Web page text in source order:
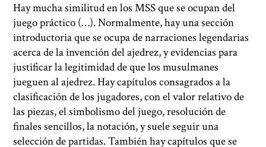
Hay mucha similitud en los MSS que se ocupan del
juego práctico (…). Normalmente, hay una sección
introductoria que se ocupa de narraciones legendarias
acerca de la invención del ajedrez, y evidencias para
justificar la legitimidad de que los musulmanes
jueguen al ajedrez. Hay capítulos consagrados a la
clasificación de los jugadores, con el valor relativo de
las piezas, el simbolismo del juego, resolución de
finales sencillos, la notación, y suele seguir una
selección de partidas. También hay capítulos que se